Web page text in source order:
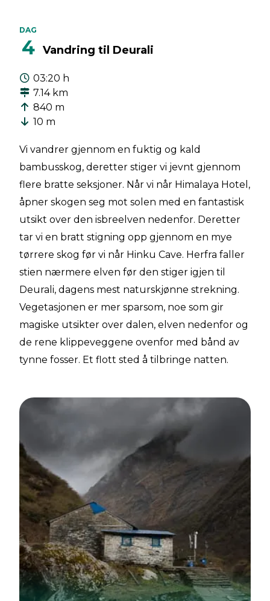
DAG
4 Vandring til Deurali
03:20 h
7.14 km
840 m
10 m
Vi vandrer gjennom en fuktig og kald
bambusskog, deretter stiger vi jevnt gjennom
flere bratte seksjoner. Når vi når Himalaya Hotel,
åpner skogen seg mot solen med en fantastisk
utsikt over den isbreelven nedenfor. Deretter
tar vi en bratt stigning opp gjennom en mye
tørrere skog før vi når Hinku Cave. Herfra faller
stien nærmere elven før den stiger igjen til
Deurali, dagens mest naturskjønne strekning.
Vegetasjonen er mer sparsom, noe som gir
magiske utsikter over dalen, elven nedenfor og
de rene klippeveggene ovenfor med bånd av
tynne fosser. Et flott sted å tilbringe natten.